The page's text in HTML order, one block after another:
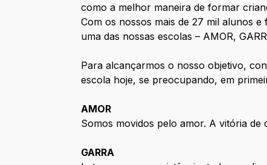
como a melhor maneira de formar
Comos nossos mais de 27 mil alunos
uma das nossas escolas – AMOR,
Para alcançarmos o nosso objetivo,
escola hoje, se preocupando, em
AMOR
Somos movidos pelo amor. A vitória
GARRA